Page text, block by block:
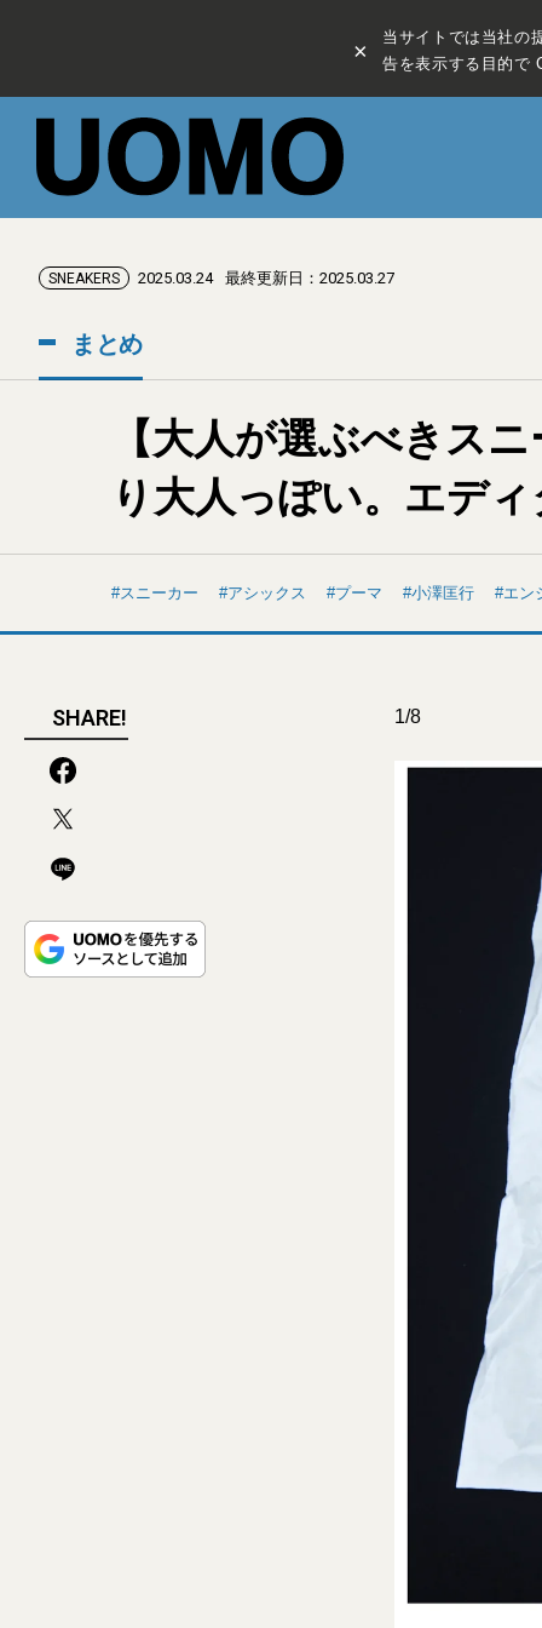
×
当サイトでは当社の
告を表示する目的で
SNEAKERS 2025.03.24 最終更新日：2025.03.27
まとめ
【大人が選ぶべきス
り大人っぽい。エデ
スニーカー アシックス プーマ 小澤匡行 エン
SHARE! 1/8